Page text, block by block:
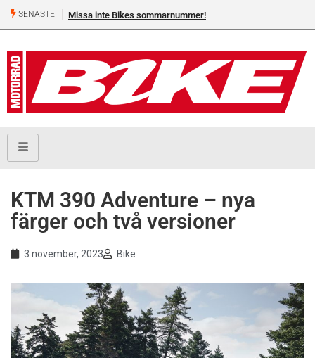
SENASTE Missa inte Bikes sommarnummer!
KTM 390 Adventure – nya
färger och två versioner
3 november, 2023 Bike